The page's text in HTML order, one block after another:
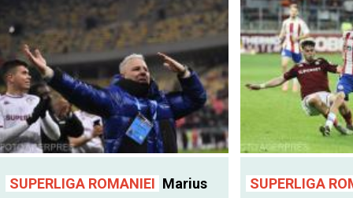
SUPERLIGA ROMANIEI Marius
SUPERLIGA